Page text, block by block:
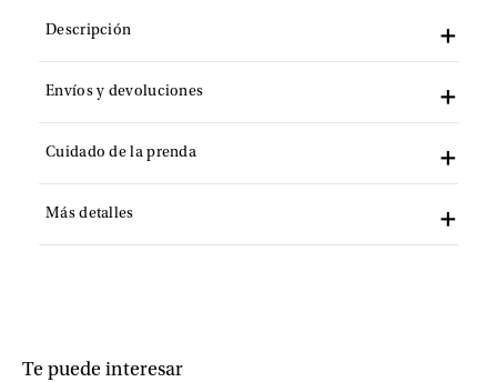
Descripción
Envíos y devoluciones
Cuidado de la prenda
Más detalles
Te puede interesar